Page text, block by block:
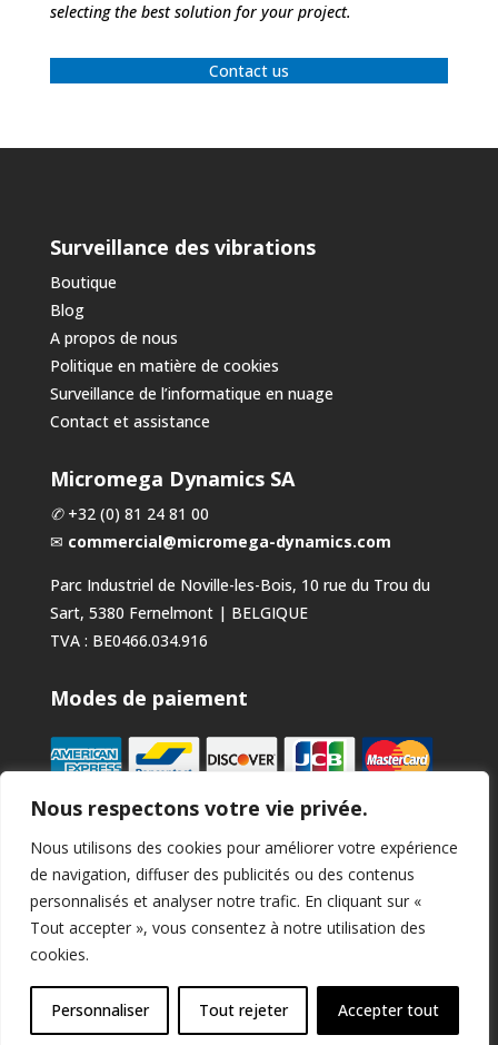
Nous respectons votre vie privée.
Nous utilisons des cookies pour améliorer votre expérience
de navigation, diffuser des publicités ou des contenus
personnalisés et analyser notre trafic. En cliquant sur «
Tout accepter », vous consentez à notre utilisation des
cookies.
Personnaliser Tout rejeter Accepter tout
selecting the best solution for your project.
Contact us
Surveillance des vibrations
Boutique
Blog
A propos de nous
Politique en matière de cookies
Surveillance de l’informatique en nuage
Contact et assistance
Micromega Dynamics SA
✆ +32 (0) 81 24 81 00
✉ commercial@micromega-dynamics.com
Parc Industriel de Noville-les-Bois, 10 rue du Trou du
Sart, 5380 Fernelmont | BELGIQUE
TVA : BE0466.034.916
Modes de paiement
Suivez-nous